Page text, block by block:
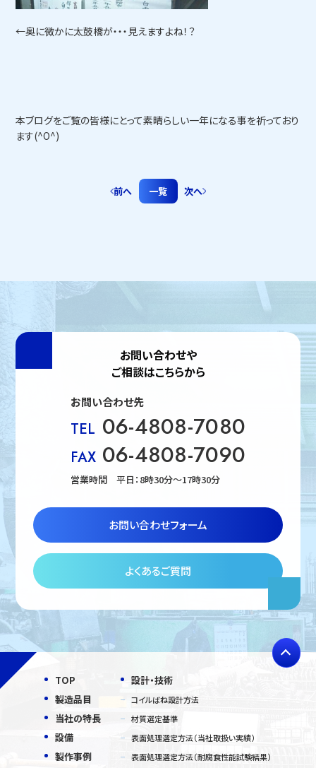
←奥に微かに太鼓橋が・・・見えますよね！？
本ブログをご覧の皆様にとって素晴らしい一年になる事を祈っており
ます(^O^)
前へ 一覧 次へ
お問い合わせや
ご相談はこちらから
お問い合わせ先
TEL 06-4808-7080
FAX 06-4808-7090
営業時間 平日：8時30分〜17時30分
お問い合わせフォーム
よくあるご質問
TOP
製造品目
当社の特長
設備
製作事例
設計・技術
コイルばね設計方法
材質選定基準
表面処理選定方法（当社取扱い実績）
表面処理選定方法（耐腐食性能試験結果）